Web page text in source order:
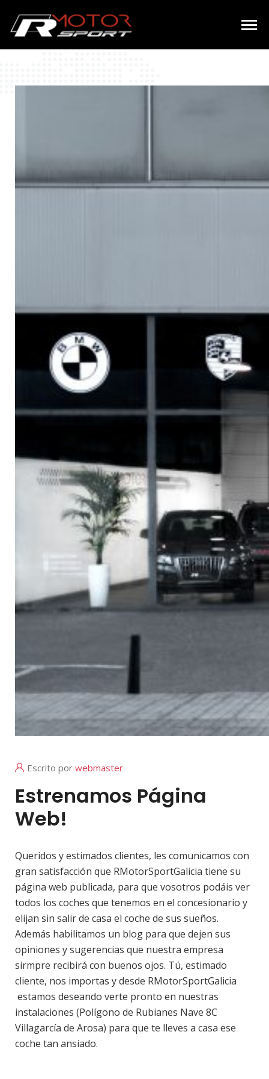
Escrito por webmaster
Estrenamos Página
Web!
Queridos y estimados clientes, les comunicamos con
gran satisfacción que RMotorSportGalicia tiene su
página web publicada, para que vosotros podáis ver
todos los coches que tenemos en el concesionario y
elijan sin salir de casa el coche de sus sueños.
Además habilitamos un blog para que dejen sus
opiniones y sugerencias que nuestra empresa
sirmpre recibirá con buenos ojos. Tú, estimado
cliente, nos importas y desde RMotorSportGalicia
estamos deseando verte pronto en nuestras
instalaciones (Polígono de Rubianes Nave 8C
Villagarcía de Arosa) para que te lleves a casa ese
coche tan ansiado.